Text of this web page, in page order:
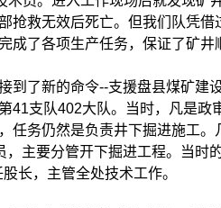
抢救无效后死亡。但我们队凭
成了各项生产任务，保证了矿井
了新的命令--支援盘县煤矿建
41支队402大队。当时，凡是政
任务仍然是负责井下掘进施工
，主要分管开下掘进工程。当时
长，主管全处技术工作。